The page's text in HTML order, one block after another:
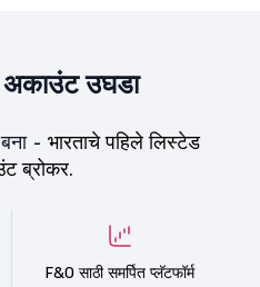
उघडा
- भारताचे पहिले लिस्टेड
ब्रोकर.
F&O साठी समर्पित प्लॅटफॉर्म